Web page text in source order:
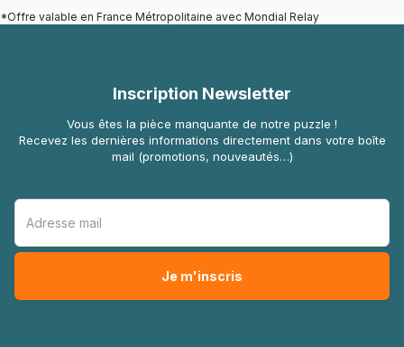
*Offre valable en France Métropolitaine avec Mondial Relay
Inscription Newsletter
Vous êtes la pièce manquante de notre puzzle !
Recevez les dernières informations directement dans votre boîte
mail (promotions, nouveautés…)